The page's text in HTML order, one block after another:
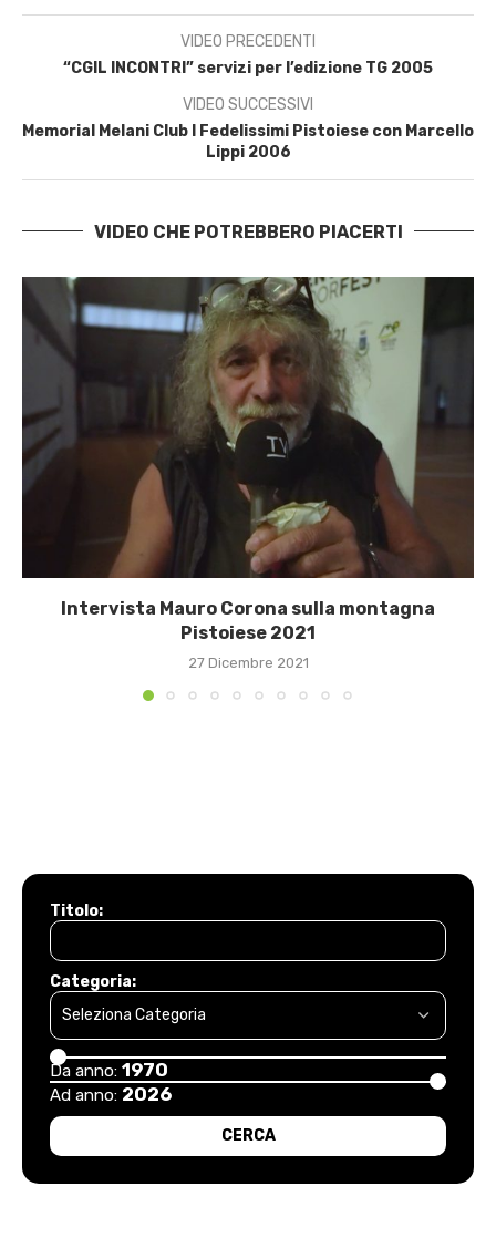
VIDEO PRECEDENTI
“CGIL INCONTRI” servizi per l’edizione TG 2005
VIDEO SUCCESSIVI
Memorial Melani Club I Fedelissimi Pistoiese con Marcello
Lippi 2006
VIDEO CHE POTREBBERO PIACERTI
Intervista Mauro Corona sulla montagna
Pistoiese 2021
27 Dicembre 2021
Titolo:
Categoria:
Da anno: 1970
Ad anno: 2026